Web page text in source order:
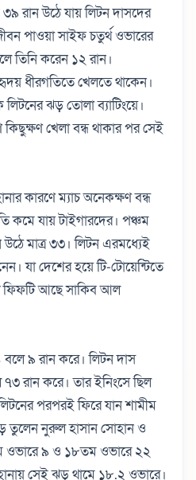
রান উঠে যায় লিটন দাসদের
পাওয়া সাইফ চতুর্থ ওভারের
তিনি করেন ১২ রান।
ধীরগতিতে খেলতে থাকেন।
ঝড় তোলা ব্যাটিংয়ে।
কিছুক্ষণ খেলা বন্ধ থাকার পর সেই
কারণে ম্যাচ অনেকক্ষণ বন্ধ
কমে যায় টাইগারদের। পঞ্চম
মাত্র ৩৩। লিটন এরমধ্যেই
যা দেশের হয়ে টি-টোয়েন্টিতে
ফিফটি আছে সাকিব আল
৯ রান করে। লিটন দাস
রান করে। তার ইনিংসে ছিল
পরপরই ফিরে যান শামীম
তুলেন নুরুল হাসান সোহান ও
৯ ও ১৮তম ওভারে ২২
সেই ঝড় থামে ১৮.২ ওভারে।